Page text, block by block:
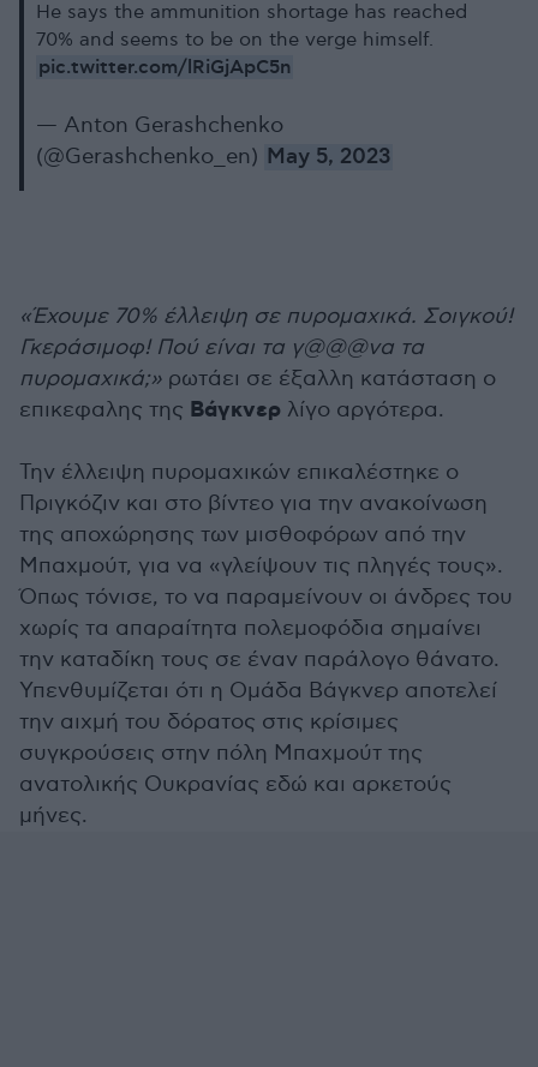
He says the ammunition shortage has reached
70% and seems to be on the verge himself.
pic.twitter.com/lRiGjApC5n
— Anton Gerashchenko
(@Gerashchenko_en) May 5, 2023
«Έχουμε 70% έλλειψη σε πυρομαχικά. Σοιγκού!
Γκεράσιμοφ! Πού είναι τα γ@@@να τα
πυρομαχικά;» ρωτάει σε έξαλλη κατάσταση ο
επικεφαλης της Βάγκνερ λίγο αργότερα.
Την έλλειψη πυρομαχικών επικαλέστηκε ο
Πριγκόζιν και στο βίντεο για την ανακοίνωση
της αποχώρησης των μισθοφόρων από την
Μπαχμούτ, για να «γλείψουν τις πληγές τους».
Όπως τόνισε, το να παραμείνουν οι άνδρες του
χωρίς τα απαραίτητα πολεμοφόδια σημαίνει
την καταδίκη τους σε έναν παράλογο θάνατο.
Υπενθυμίζεται ότι η Ομάδα Βάγκνερ αποτελεί
την αιχμή του δόρατος στις κρίσιμες
συγκρούσεις στην πόλη Μπαχμούτ της
ανατολικής Ουκρανίας εδώ και αρκετούς
μήνες.